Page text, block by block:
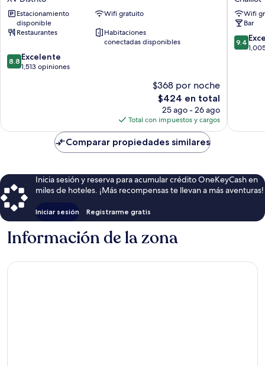
Tour
Eiffel
XV
Distrito
Estacionamiento
disponible
Wifi gratuito
Restaurantes
Habitaciones
conectadas disponibles
8.8
de
8.8 Excelente
1,513 opiniones
$368 por noche
El
precio
actual
es
de
$424
$424 en total
25 ago - 26 ago
Total con impuestos y cargos
Etoile
Chaillot
Wifi
Bar
9.4
de
9.4
Comparar propiedades similares
Inicia sesión y reserva para acumular crédito OneKeyCash en
miles de hoteles. ¡Más recompensas te llevan a más aventuras!
Iniciar sesión Registrarme gratis
Información de la zona